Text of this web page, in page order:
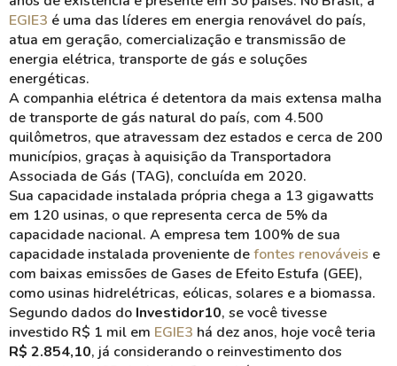
EGIE3 é uma das líderes em energia renovável do país,
atua em geração, comercialização e transmissão de
energia elétrica, transporte de gás e soluções
energéticas.
A companhia elétrica é detentora da mais extensa malha
de transporte de gás natural do país, com 4.500
quilômetros, que atravessam dez estados e cerca de 200
municípios, graças à aquisição da Transportadora
Associada de Gás (TAG), concluída em 2020.
Sua capacidade instalada própria chega a 13 gigawatts
em 120 usinas, o que representa cerca de 5% da
capacidade nacional. A empresa tem 100% de sua
capacidade instalada proveniente defontes renováveis e
com baixas emissões de Gases de Efeito Estufa (GEE),
como usinas hidrelétricas, eólicas, solares e a biomassa.
Segundo dados do Investidor10, se você tivesse
investido R$ 1 mil em EGIE3 há dez anos, hoje você teria
R$ 2.854,10, já considerando o reinvestimento dos